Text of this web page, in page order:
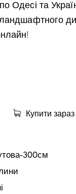
Одесі та
Купити зараз
300см